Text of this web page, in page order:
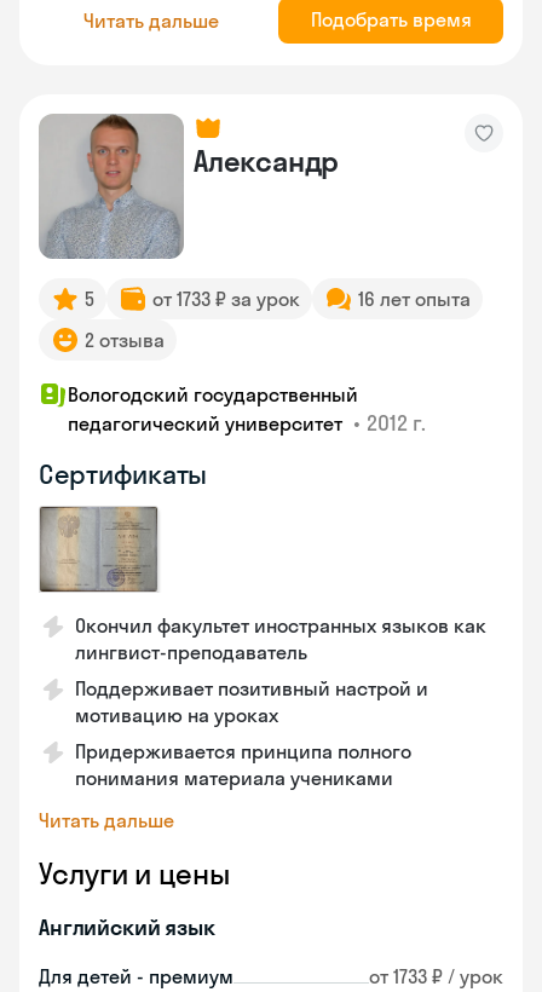
Читать дальше Подобрать время
Александр
5 от 1733 ₽ за урок
16 лет опыта
2 отзыва
Вологодский государственный
педагогический университет • 2012 г.
Сертификаты
Окончил факультет иностранных языков как
лингвист-преподаватель
Поддерживает позитивный настрой и
мотивацию на уроках
Придерживается принципа полного
понимания материала учениками
Читать дальше
Услуги и цены
Английский язык
Для детей - премиум от 1733 ₽ / урок